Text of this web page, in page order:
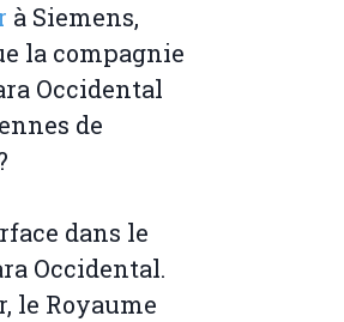
à Siemens,
la compagnie
Occidental
de
dans le
Occidental.
le Royaume